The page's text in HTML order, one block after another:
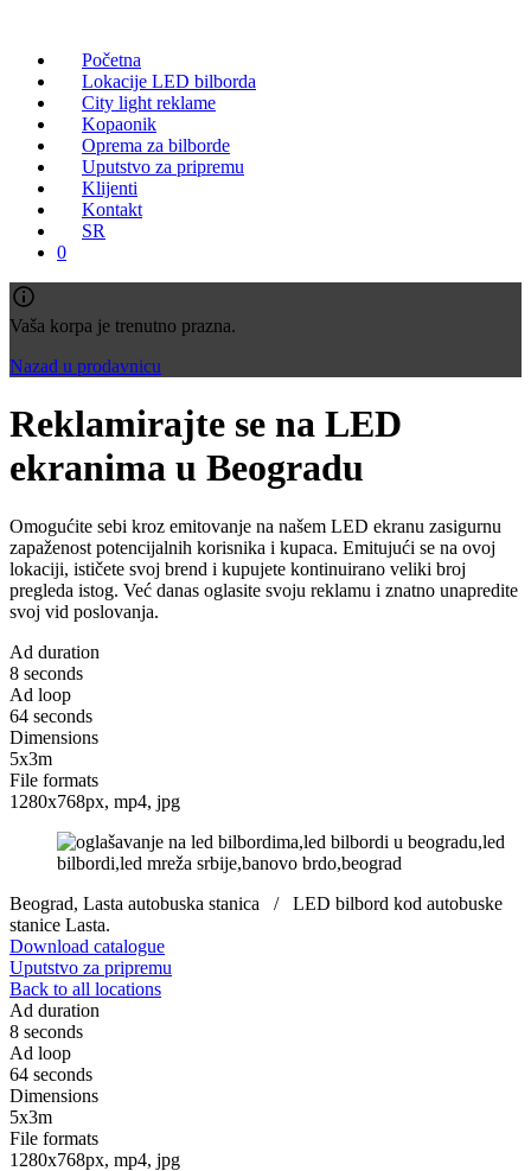
Početna
Lokacije LED bilborda
City light reklame
Kopaonik
Oprema za bilborde
Uputstvo za pripremu
Klijenti
Kontakt
SR
0
Vaša korpa je trenutno prazna.
Nazad u prodavnicu
Reklamirajte se na LED
ekranima u Beogradu
Omogućite sebi kroz emitovanje na našem LED ekranu zasigurnu
zapaženost potencijalnih korisnika i kupaca. Emitujući se na ovoj
lokaciji, ističete svoj brend i kupujete kontinuirano veliki broj
pregleda istog. Već danas oglasite svoju reklamu i znatno unapredite
svoj vid poslovanja.
Ad duration
8 seconds
Ad loop
64 seconds
Dimensions
5x3m
File formats
1280x768px, mp4, jpg
Beograd, Lasta autobuska stanica / LED bilbord kod autobuske
stanice Lasta.
Download catalogue
Uputstvo za pripremu
Back to all locations
Ad duration
8 seconds
Ad loop
64 seconds
Dimensions
5x3m
File formats
1280x768px, mp4, jpg